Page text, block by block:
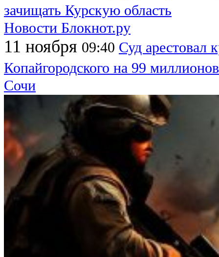
зачищать Курскую область
Новости Блокнот.ру
11 ноября 09:40 Суд арестовал
Копайгородского на 99
Сочи